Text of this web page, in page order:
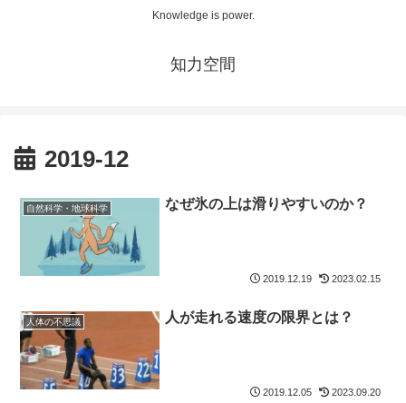
Knowledge is power.
知力空間
2019-12
自然科学・地球科学 なぜ氷の上は滑りやすいのか？
2019.12.19 2023.02.15
人体の不思議 人が走れる速度の限界とは？
2019.12.05 2023.09.20